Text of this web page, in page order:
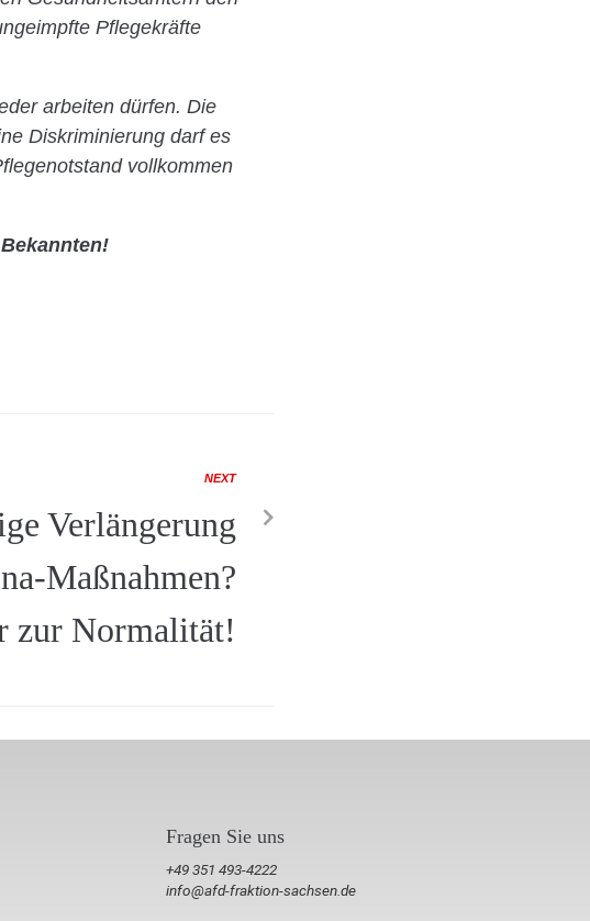
Pflegekräfte
arbeiten dürfen. Die
Diskriminierung darf es
vollkommen
NEXT
Verlängerung
Maßnahmen?
zur Normalität!
Fragen Sie uns
+49 351 493-4222
info@afd-fraktion-sachsen.de